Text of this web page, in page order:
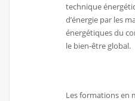
technique
d’énergie par les
énergétiques du
le bien-être global.
Les formations en